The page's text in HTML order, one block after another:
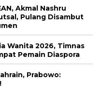
Akmal Nashru
Pulang Disambut
Wanita 2026, Timnas
Pemain Diaspora
Prabowo: